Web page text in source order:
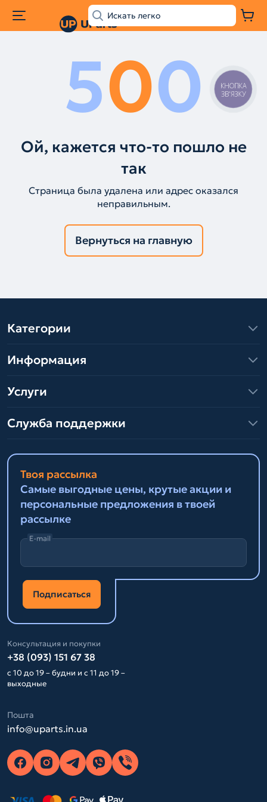
500
Ой, кажется что-то пошло не
так
Страница была удалена или адрес оказался
неправильным.
Вернуться на главную
Категории
Информация
Услуги
Служба поддержки
Твоя рассылка
Самые выгодные цены, крутые акции и
персональные предложения в твоей
рассылке
E-mail
Подписаться
Консультация и покупки
+38 (093) 151 67 38
с 10 до 19 – будни и с 11 до 19 –
выходные
Пошта
info@uparts.in.ua
КНОПКА
ЗВ'ЯЗКУ